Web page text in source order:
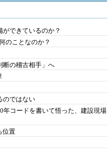
できているのか？
のことなのか？
断の稽古相手」へ
のではない
年コードを書いて悟った、建設現場
位置